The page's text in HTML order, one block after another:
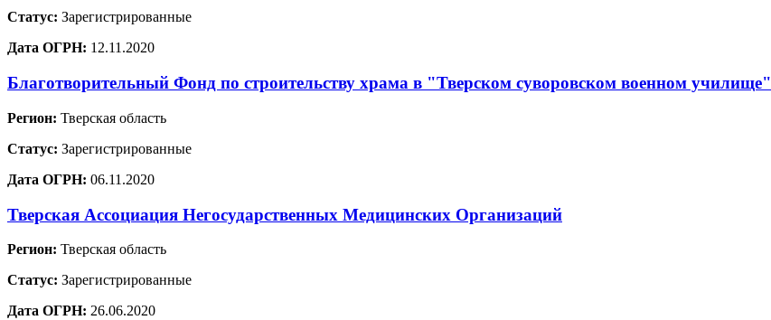
Статус: Зарегистрированные
Дата ОГРН: 12.11.2020
Благотворительный Фонд по строительству храма в "Тверском суворовском военном училище"
Регион: Тверская область
Статус: Зарегистрированные
Дата ОГРН: 06.11.2020
Тверская Ассоциация Негосударственных Медицинских Организаций
Регион: Тверская область
Статус: Зарегистрированные
Дата ОГРН: 26.06.2020